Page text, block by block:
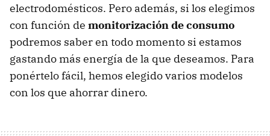
electrodomésticos. Pero además, si los elegimos
con función de monitorización de consumo
podremos saber en todo momento si estamos
gastando más energía de la que deseamos. Para
ponértelo fácil, hemos elegido varios modelos
con los que ahorrar dinero.